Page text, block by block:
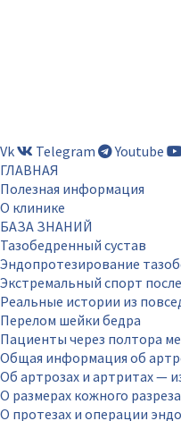
Vk Telegram Youtube
ГЛАВНАЯ
Полезная информация
О клинике
БАЗА ЗНАНИЙ
Тазобедренный сустав
Эндопротезирование
Экстремальный спорт
Реальные истории из
Перелом шейки бедра
Пациенты через полтора
Общая информация об
Об артрозах и артритах —
О размерах кожного
О протезах и операции